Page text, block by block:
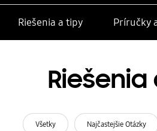
Riešenia a tipy Príručky
Všetky Najčastejšie Otázky